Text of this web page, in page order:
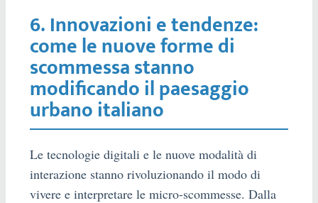
6. Innovazioni e tendenze:
come le nuove forme di
scommessa stanno
modificando il paesaggio
urbano italiano
Le tecnologie digitali e le nuove modalità di
interazione stanno rivoluzionando il modo di
vivere e interpretare le micro-scommesse. Dalla